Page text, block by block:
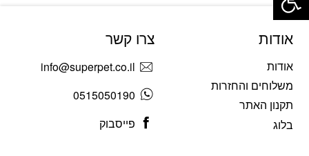
אודות
אודות
משלוחים והחזרות
תקנון האתר
בלוג
צרו קשר
info@superpet.co.il
0515050190
פייסבוק